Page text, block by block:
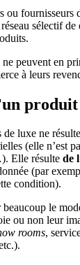
ou fournisseurs
sélectif de
peuvent en
à leurs
luxe ne
(elle n’est
Elle résulte de
(par
condition).
le
ou non leur
rooms,